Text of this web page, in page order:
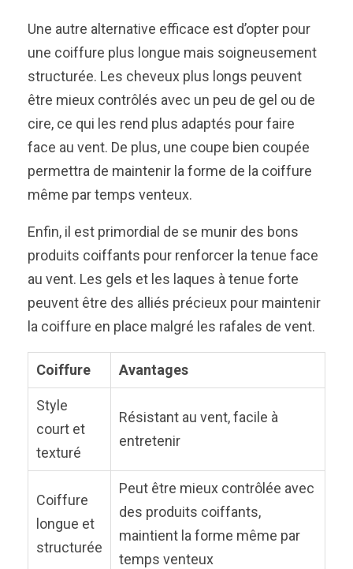
Une autre alternative efficace est d’opter pour
une coiffure plus longue mais soigneusement
structurée. Les cheveux plus longs peuvent
être mieux contrôlés avec un peu de gel ou de
cire, ce qui les rend plus adaptés pour faire
face au vent. De plus, une coupe bien coupée
permettra de maintenir la forme de la coiffure
même par temps venteux.
Enfin, il est primordial de se munir des bons
produits coiffants pour renforcer la tenue face
au vent. Les gels et les laques à tenue forte
peuvent être des alliés précieux pour maintenir
la coiffure en place malgré les rafales de vent.
Coiffure Avantages
Style
court et
texturé
Résistant au vent, facile à
entretenir
Coiffure
longue et
structurée
Peut être mieux contrôlée avec
des produits coiffants,
maintient la forme même par
temps venteux